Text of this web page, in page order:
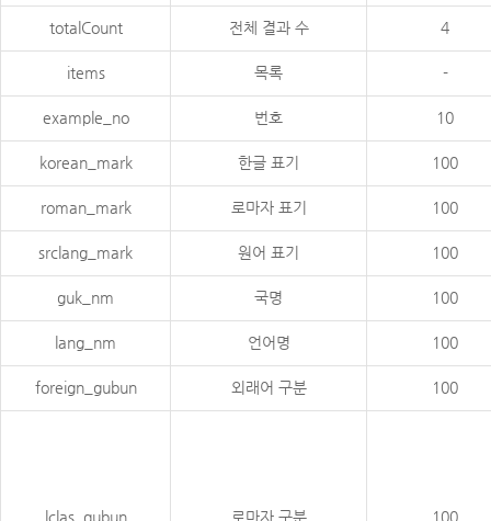
totalCount 전체 결과 수 4
items 목록 -
example_no 번호 10
korean_mark 한글 표기 100
roman_mark 로마자 표기 100
srclang_mark 원어 표기 100
guk_nm 국명 100
lang_nm 언어명 100
foreign_gubun 외래어 구분 100
lclas_gubun 로마자 구분 100